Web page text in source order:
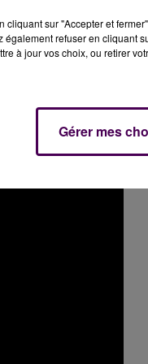
et chanteur
de parents
celui sur
cliquant sur "Accepter et
également refuser en cliquant
à jour vos choix, ou retirer
Gérer mes